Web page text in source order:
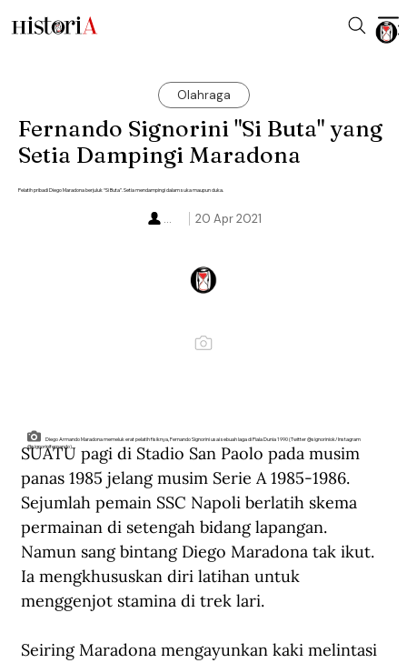
Olahraga
Fernando Signorini "Si Buta" yang
Setia Dampingi Maradona
Pelatih pribadi Diego Maradona berjuluk “Si Buta”. Setia mendampingi dalam suka maupun duka.
20 Apr 2021
...
Diego Armando Maradona memeluk erat pelatih fisiknya, Fernando Signorini usai sebuah laga di Piala Dunia 1990 (Twitter @signoriniok/Instagram
@signorinifernando).
SUATU pagi di Stadio San Paolo pada musim
panas 1985 jelang musim Serie A 1985-1986.
Sejumlah pemain SSC Napoli berlatih skema
permainan di setengah bidang lapangan.
Namun sang bintang Diego Maradona tak ikut.
Ia mengkhususkan diri latihan untuk
menggenjot stamina di trek lari.
Seiring Maradona mengayunkan kaki melintasi